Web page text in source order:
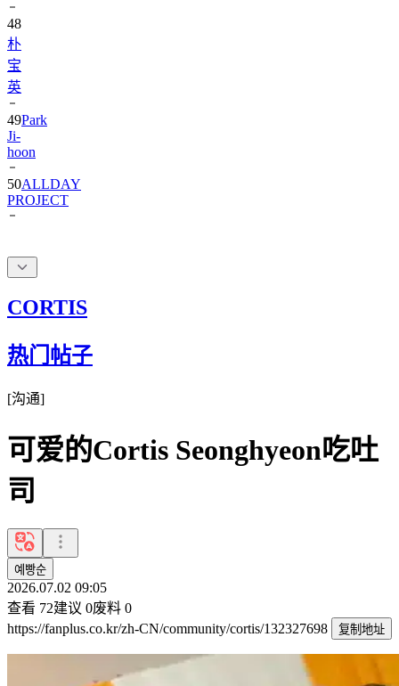
48
朴
宝
英
49Park
Ji-
hoon
50ALLDAY
PROJECT
CORTIS
热门帖子
[沟通]
可爱的Cortis Seonghyeon吃吐
司
예빵순
2026.07.02 09:05
查看 72建议 0废料 0
https://fanplus.co.kr/zh-CN/community/cortis/132327698
复制地址